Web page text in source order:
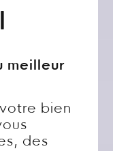
meilleur
bien
des